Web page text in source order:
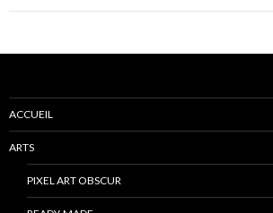
ACCUEIL
ARTS
PIXEL ART OBSCUR